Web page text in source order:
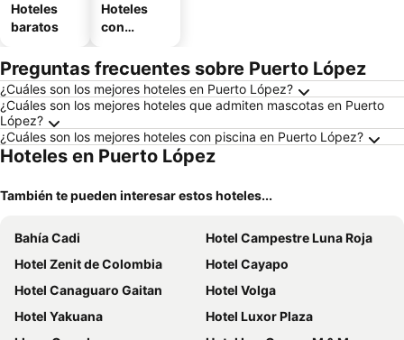
Hoteles
baratos
Hoteles
con
miento
Preguntas frecuentes sobre Puerto López
¿Cuáles son los mejores hoteles en Puerto López?
¿Cuáles son los mejores hoteles que admiten mascotas en Puerto
López?
¿Cuáles son los mejores hoteles con piscina en Puerto López?
Hoteles en Puerto López
También te pueden interesar estos hoteles...
Bahía Cadi
Hotel Campestre Luna Roja
Hotel Zenit de Colombia
Hotel Cayapo
Hotel Canaguaro Gaitan
Hotel Volga
Hotel Yakuana
Hotel Luxor Plaza